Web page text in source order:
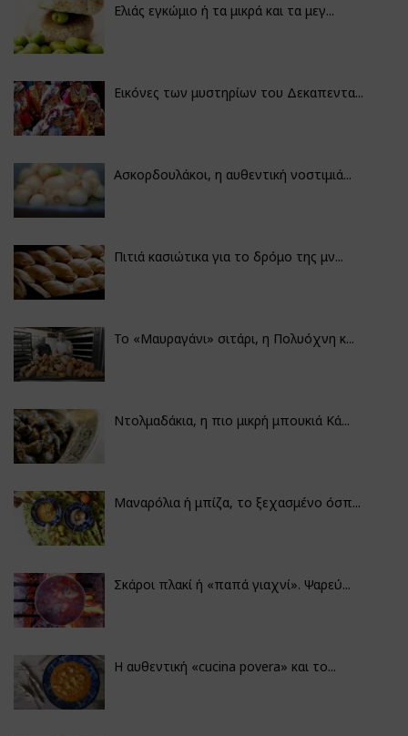
Ελιάς εγκώμιο ή τα μικρά και τα μεγ...
Εικόνες των μυστηρίων του Δεκαπεντα...
Ασκορδουλάκοι, η αυθεντική νοστιμιά...
Πιτιά κασιώτικα για το δρόμο της μν...
Το «Μαυραγάνι» σιτάρι, η Πολυόχνη κ...
Ντολμαδάκια, η πιο μικρή μπουκιά Κά...
Μαναρόλια ή μπίζα, το ξεχασμένο όσπ...
Σκάροι πλακί ή «παπά γιαχνί». Ψαρεύ...
Η αυθεντική «cucina povera» και το...